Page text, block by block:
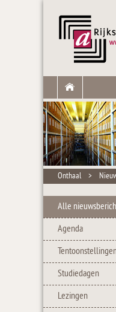
Onthaal >
Alle
Agenda
Studiedagen
Lezingen